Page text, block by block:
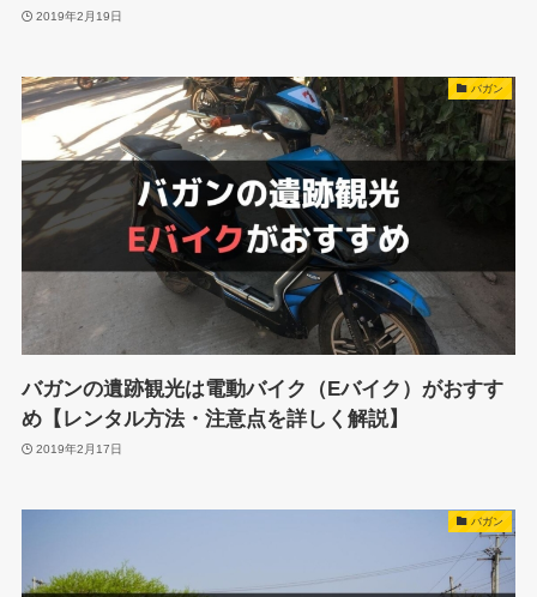
2019年2月19日
バガン
バガンの遺跡観光は電動バイク（Eバイク）がおすす
め【レンタル方法・注意点を詳しく解説】
2019年2月17日
バガン